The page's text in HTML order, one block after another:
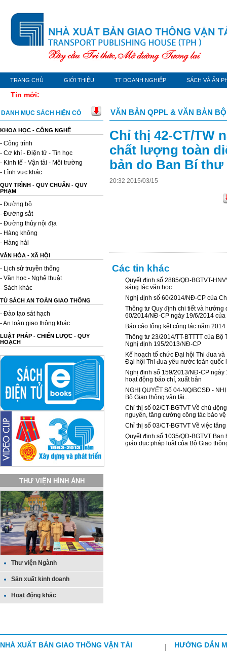
TRANG CHỦ GIỚI THIỆU TT DOANH NGHIỆP SÁCH VÀ ẤN
Tin mới:
DANH MỤC SÁCH HIỆN CÓ
KHOA HỌC - CÔNG NGHỆ
- Công trình
- Cơ khí - Điện tử - Tin học
- Kinh tế - Vận tải - Môi trường
- Lĩnh vực khác
QUY TRÌNH - QUY CHUẨN - QUY
PHẠM
- Đường bộ
- Đường sắt
- Đường thủy nội địa
- Hàng không
- Hàng hải
VĂN HÓA - XÃ HỘI
- Lịch sử truyền thống
- Văn học - Nghệ thuật
- Sách khác
TỦ SÁCH AN TOÀN GIAO THÔNG
- Đào tạo sát hạch
- An toàn giao thông khác
LUẬT PHÁP - CHIẾN LƯỢC - QUY
HOẠCH
THƯ VIỆN HÌNH ẢNH
Thư viện Ngành
Sản xuất kinh doanh
Hoạt động khác
VĂN BẢN QPPL & VĂN BẢN
Chỉ thị 42-CT/TW
chất lượng toàn
bản do Ban Bí thư
20:32 2015/03/15
Các tin khác
Quyết định số 2885/QĐ-BGTVT-
sáng tác văn học
Nghị định số 60/2014/NĐ-CP của
Thông tư Quy định chi tiết và hướng
60/2014/NĐ-CP ngày 19/6/2014
Báo cáo tổng kết công tác năm
Thông tư 23/2014/TT-BTTTT của
Nghị định 195/2013/NĐ-CP
Kế hoạch tổ chức Đại hội Thi đua
Đại hội Thi đua yêu nước toàn quốc
Nghị định số 159/2013/NĐ-CP
hoạt động báo chí, xuất bản
NGHỊ QUYẾT Số 04-NQ/BCSĐ -
Bộ Giao thông vận tải...
Chỉ thị số 02/CT-BGTVT Về chủ
nguyên, tăng cường công tác bảo
Chỉ thị số 03/CT-BGTVT Về việc
Quyết định số 1035/QĐ-BGTVT
giáo dục pháp luật của Bộ Giao
NHÀ XUẤT BẢN GIAO THÔNG VẬN TẢI HƯỚNG DẪN